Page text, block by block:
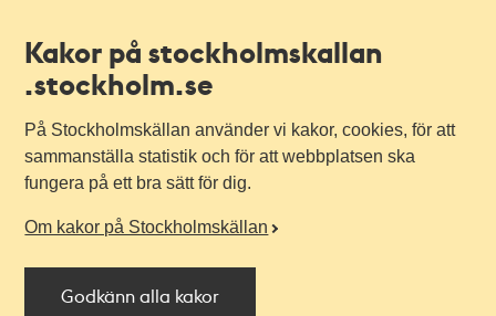
Kakor på stockholmskallan
.stockholm.se
På Stockholmskällan använder vi kakor, cookies, för att
sammanställa statistik och för att webbplatsen ska
fungera på ett bra sätt för dig.
Om kakor på Stockholmskällan
Godkänn alla kakor